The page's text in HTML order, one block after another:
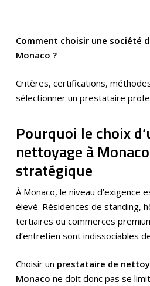
Comment choisir une société
Monaco ?
Critères, certifications,
sélectionner un prestataire
Pourquoi le choix
nettoyage à
stratégique
À Monaco, le niveau d’exigence
élevé. Résidences de standing,
tertiaires ou commerces
d’entretien sont indissociables
Choisir un prestataire de
Monaco ne doit donc pas se